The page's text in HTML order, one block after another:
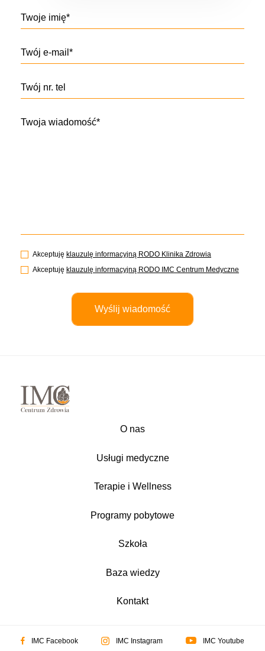
Twoje imię*
Twój e-mail*
Twój nr. tel
Twoja wiadomość*
Akceptuję klauzulę informacyjną RODO Klinika Zdrowia
Akceptuję klauzulę informacyjną RODO IMC Centrum Medyczne
IMC Facebook IMC Instagram IMC Youtube
O nas
Usługi medyczne
Terapie i Wellness
Programy pobytowe
Szkoła
Baza wiedzy
Kontakt